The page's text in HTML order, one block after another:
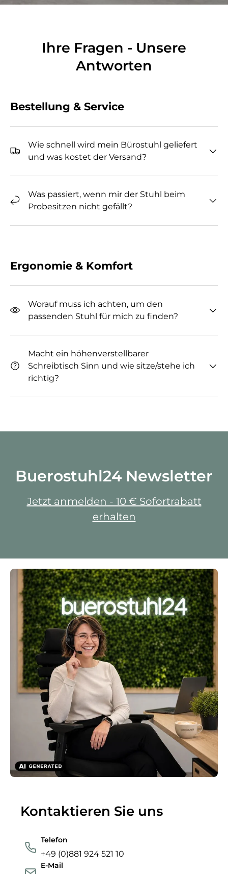
Ihre Fragen - Unsere
Antworten
Bestellung & Service
Wie schnell wird mein Bürostuhl geliefert
und was kostet der Versand?
Was passiert, wenn mir der Stuhl beim
Probesitzen nicht gefällt?
Ergonomie & Komfort
Worauf muss ich achten, um den
passenden Stuhl für mich zu finden?
Macht ein höhenverstellbarer
Schreibtisch Sinn und wie sitze/stehe ich
richtig?
Buerostuhl24 Newsletter
Jetzt anmelden - 10 € Sofortrabatt
erhalten
Kontaktieren Sie uns
Telefon
+49 (0)881 924 521 10
E-Mail